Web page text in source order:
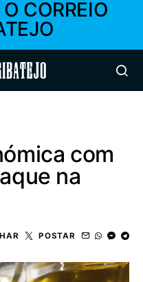
CORREIO
com
na
POSTAR